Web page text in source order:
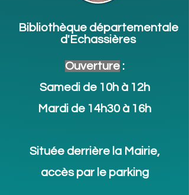
Bibliothèque départementale
d'Echassières
Ouverture:
Samedi de 10h à 12h
Mardi de 14h30 à 16h
Située derrière la Mairie,
accès par le parking